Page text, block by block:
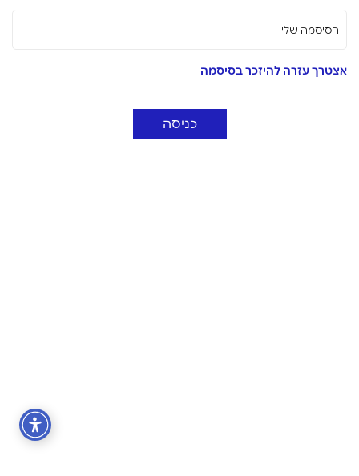
הסיסמה שלי
אצטרך עזרה להיזכר בסיסמה
כניסה